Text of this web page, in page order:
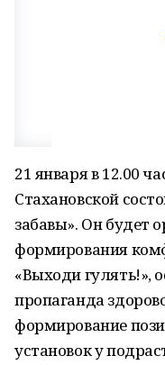
21 января в 12.00
Стахановской
забавы». Он будет
формирования
«Выходи гулять!»,
пропаганда
формирование
установок у